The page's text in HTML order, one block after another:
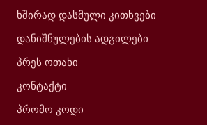
ხშირად დასმული კითხვები
დანიშნულების ადგილები
პრეს ოთახი
კონტაქტი
პრომო კოდი